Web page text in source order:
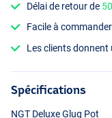
Délai de retour de
Facile à
Les clients
Spécifications
NGT Deluxe Glug Pot